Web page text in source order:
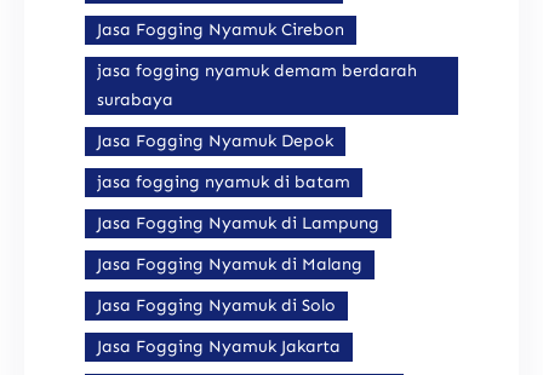
Jasa Fogging Nyamuk Cirebon
jasa fogging nyamuk demam berdarah
surabaya
Jasa Fogging Nyamuk Depok
jasa fogging nyamuk di batam
Jasa Fogging Nyamuk di Lampung
Jasa Fogging Nyamuk di Malang
Jasa Fogging Nyamuk di Solo
Jasa Fogging Nyamuk Jakarta